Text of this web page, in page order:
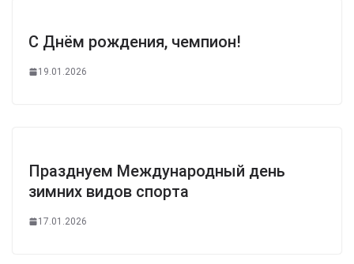
С Днём рождения, чемпион!
19.01.2026
Празднуем Международный день
зимних видов спорта
17.01.2026